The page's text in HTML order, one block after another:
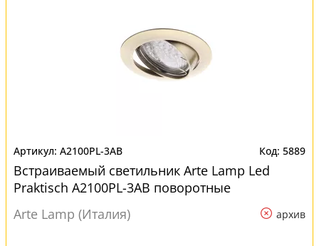
A2100PL-3AB 5889
Встраиваемый светильник Arte Lamp Led
Praktisch A2100PL-3AB поворотные
Arte Lamp (Италия)
архив